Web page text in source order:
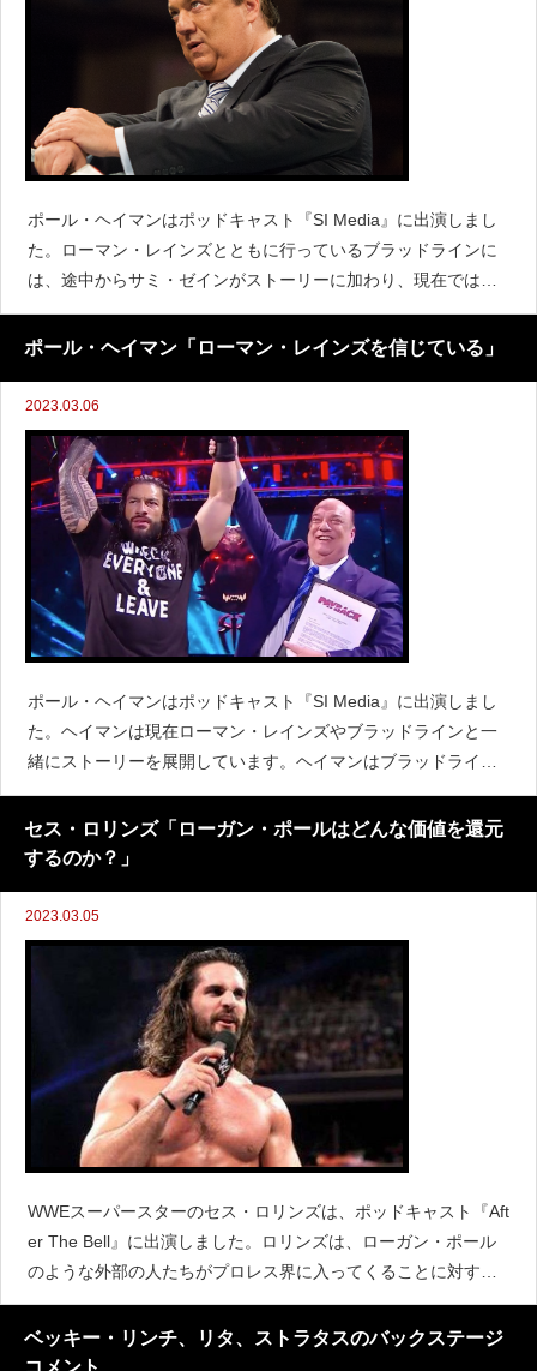
ポール・ヘイマンはポッドキャスト『SI Media』に出演しまし
た。ローマン・レインズとともに行っているブラッドラインに
は、途中からサミ・ゼインがストーリーに加わり、現在ではそ
のストーリーの主要選手の一人として活躍しています。ヘイマ
ンはゼインがストーリーの一員になったことについて次の
ポール・ヘイマン「ローマン・レインズを信じている」
2023.03.06
ポール・ヘイマンはポッドキャスト『SI Media』に出演しまし
た。ヘイマンは現在ローマン・レインズやブラッドラインと一
緒にストーリーを展開しています。ヘイマンはブラッドライン
のストーリーが上手くいっていることに驚いているかと聞か
れ、次のように語りました。「いや、驚いていない
セス・ロリンズ「ローガン・ポールはどんな価値を還元
するのか？」
2023.03.05
WWEスーパースターのセス・ロリンズは、ポッドキャスト『Aft
er The Bell』に出演しました。ロリンズは、ローガン・ポール
のような外部の人たちがプロレス界に入ってくることに対する
見方が、この数年でどのように変わったのかについて語りまし
た。「イエスでもありノーでもある。我々の世
ベッキー・リンチ、リタ、ストラタスのバックステージ